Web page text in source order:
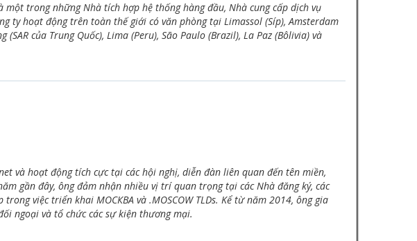
trong những Nhà tích hợp hệ thống hàng đầu, Nhà cung cấp dịch vụ
ty hoạt động trên toàn thế giới có văn phòng tại Limassol (Síp), Amsterdam
của Trung Quốc), Lima (Peru), São Paulo (Brazil), La Paz (Bôlivia) và
và hoạt động tích cực tại các hội nghị, diễn đàn liên quan đến tên miền,
gần đây, ông đảm nhận nhiều vị trí quan trọng tại các Nhà đăng ký, các
việc triển khai МОСКВА và .MOSCOW TLDs. Kể từ năm 2014, ông gia
ngoại và tổ chức các sự kiện thương mại.